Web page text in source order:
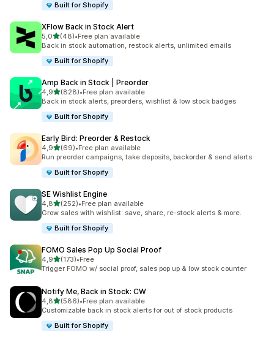
Built for Shopify
XFlow Back in Stock Alert
5,0av 5 stjerner
(48)
Totalt 48 omtaler
•Free plan available
Back in stock automation, restock alerts, unlimited emails
Built for Shopify
Amp Back in Stock | Preorder
4,9av 5 stjerner
(828)
Totalt 828 omtaler
•Free plan available
Back in stock alerts, preorders, wishlist & low stock badges
Built for Shopify
Early Bird: Preorder & Restock
4,9av 5 stjerner
(69)
Totalt 69 omtaler
•Free plan available
Run preorder campaigns, take deposits, backorder & send alerts
Built for Shopify
SE Wishlist Engine
4,8av 5 stjerner
(252)
Totalt 252 omtaler
•Free plan available
Grow sales with wishlist: save, share, re-stock alerts & more.
Built for Shopify
FOMO Sales Pop Up Social Proof
4,9av 5 stjerner
(173)
Totalt 173 omtaler
•Free
Trigger FOMO w/ social proof, sales pop up & low stock counter
Notify Me, Back in Stock: CW
4,8av 5 stjerner
(586)
Totalt 586 omtaler
•Free plan available
Customizable back in stock alerts for out of stock products
Built for Shopify